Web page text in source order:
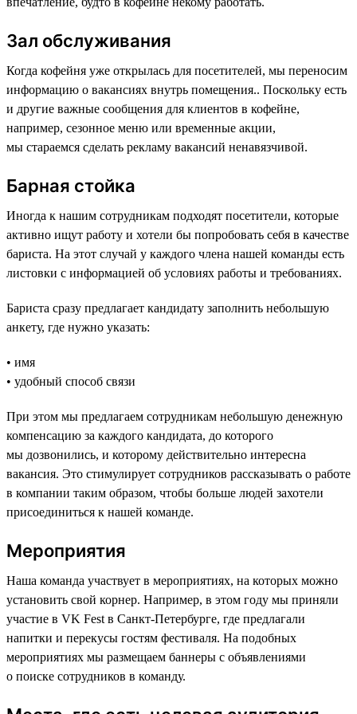
Зал обслуживания
Когда кофейня уже открылась для посетителей, мы переносим
информацию о вакансиях внутрь помещения.. Поскольку есть
и другие важные сообщения для клиентов в кофейне,
например, сезонное меню или временные акции,
мы стараемся сделать рекламу вакансий ненавязчивой.
Барная стойка
Иногда к нашим сотрудникам подходят посетители, которые
активно ищут работу и хотели бы попробовать себя в качестве
бариста. На этот случай у каждого члена нашей команды есть
листовки с информацией об условиях работы и требованиях.
Бариста сразу предлагает кандидату заполнить небольшую
анкету, где нужно указать:
• имя
• удобный способ связи
При этом мы предлагаем сотрудникам небольшую денежную
компенсацию за каждого кандидата, до которого
мы дозвонились, и которому действительно интересна
вакансия. Это стимулирует сотрудников рассказывать о работе
в компании таким образом, чтобы больше людей захотели
присоединиться к нашей команде.
Мероприятия
Наша команда участвует в мероприятиях, на которых можно
установить свой корнер. Например, в этом году мы приняли
участие в VK Fest в Санкт-Петербурге, где предлагали
напитки и перекусы гостям фестиваля. На подобных
мероприятиях мы размещаем баннеры с объявлениями
о поиске сотрудников в команду.